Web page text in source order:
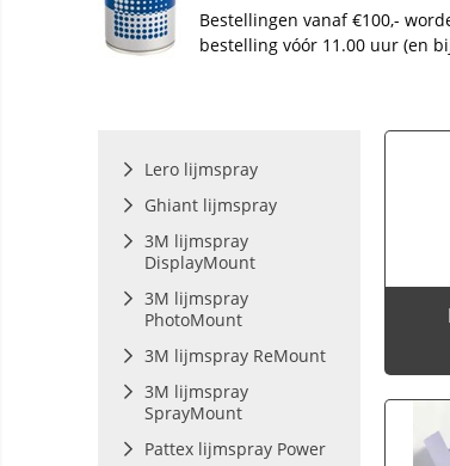
Bestellingen vanaf €100,-
bestelling vóór 11.00 uur (en
Lero lijmspray
Ghiant lijmspray
3M lijmspray
DisplayMount
3M lijmspray
PhotoMount
3M lijmspray ReMount
3M lijmspray
SprayMount
Pattex lijmspray Power